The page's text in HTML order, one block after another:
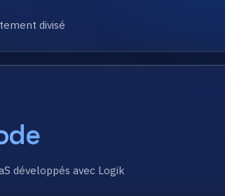
divisé
développés avec Logik